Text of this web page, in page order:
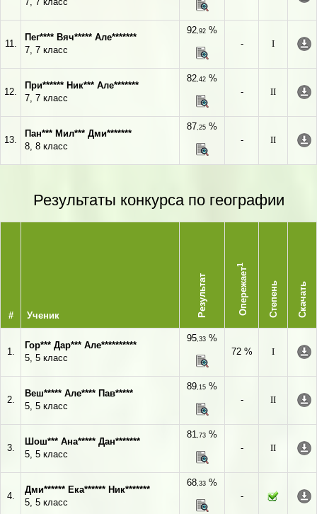
11.
Пег**** Вяч***** Але*******
7, 7 класс
92,92 %
-
I
12.
При****** Ник*** Але*******
7, 7 класс
82,42 %
-
II
13.
Пан*** Мил*** Дми*******
8, 8 класс
87,25 %
-
II
Результаты конкурса по географии
# Ученик Результат Опережает
1
Степень Скачать
1.
Гор*** Дар*** Але**********
5, 5 класс
95,33 %
72 %
I
2.
Веш***** Але**** Пав*****
5, 5 класс
89,15 %
-
II
3.
Шош*** Ана***** Дан*******
5, 5 класс
81,73 %
-
II
4.
Дми****** Ека****** Ник*******
5, 5 класс
68,33 %
-